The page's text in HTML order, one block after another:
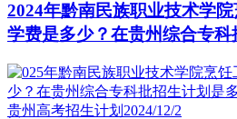
2024年黔南民族职业技术学
学费是多少？在贵州综合专科
贵州高考招生计划 2024/12/2